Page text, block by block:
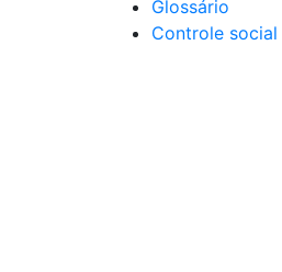
Glossário
Controle social